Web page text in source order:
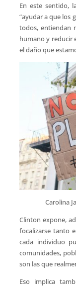
En este sentido,
“ayudar a que los
todos, entiendan
humano y reducir
el daño que
Carolina
Clinton expone,
focalizarse tanto
cada individuo
comunidades,
son las que
Eso implica